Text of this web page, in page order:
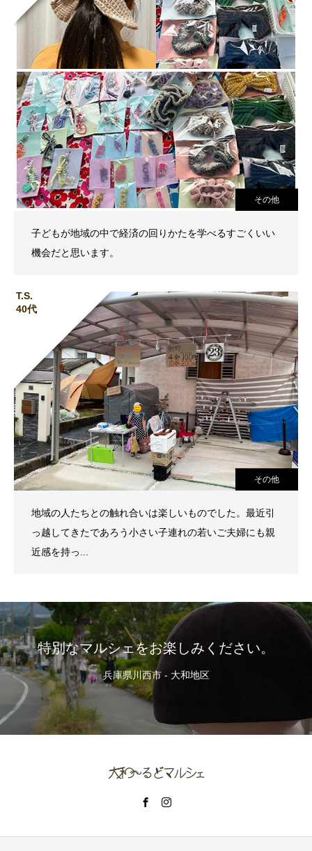
その他
子どもが地域の中で経済の回りかたを学べるすごくいい
機会だと思います。
T.S.
40代
その他
地域の人たちとの触れ合いは楽しいものでした。最近引
っ越してきたであろう小さい子連れの若いご夫婦にも親
近感を持っ...
特別なマルシェをお楽しみください。
兵庫県川西市 - 大和地区